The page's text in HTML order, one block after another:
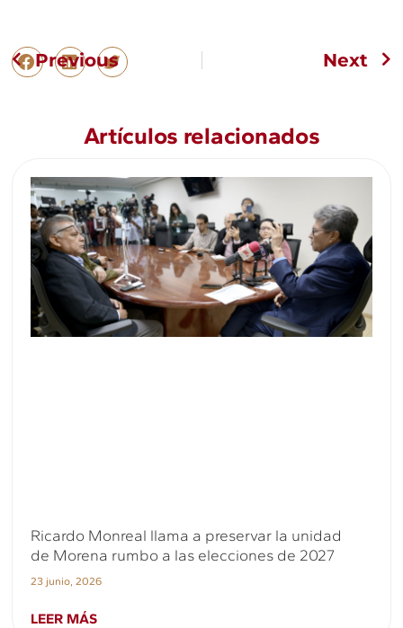
Previous Next
Artículos relacionados
Ricardo Monreal llama a preservar la unidad
de Morena rumbo a las elecciones de 2027
23 junio, 2026
LEER MÁS